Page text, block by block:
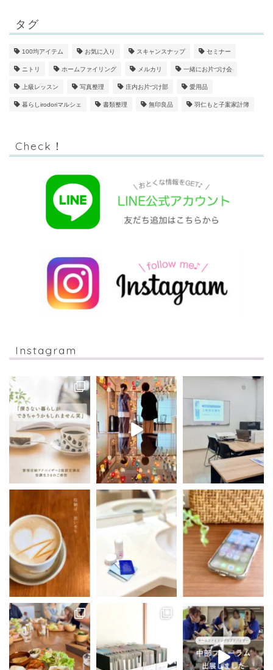
タグ
100均アイテム お気に入り スキャンスナップ セミナー
ニトリ ホームファイリング メルカリ 一緒にお片づけ会
上級レッスン 写真整理 庄内お片づけ部 愛用品
暮らしirodoriマルシェ 書類整理 無印良品 羽仁もと子案家計簿
Check！
Instagram